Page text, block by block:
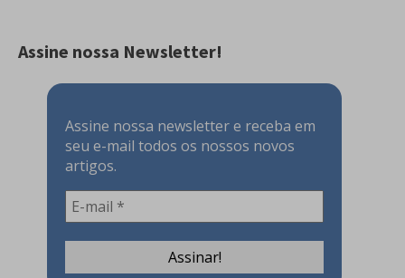
Assine nossa Newsletter!
Assine nossa newsletter e receba em
seu e-mail todos os nossos novos
artigos.